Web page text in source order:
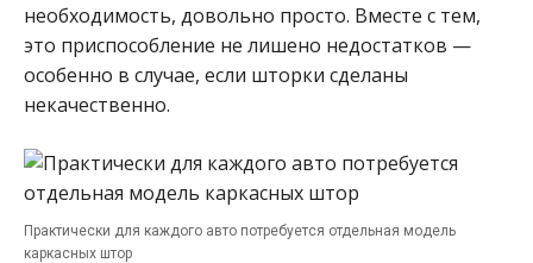
необходимость, довольно просто. Вместе с тем,
это приспособление не лишено недостатков —
особенно в случае, если шторки сделаны
некачественно.
Практически для каждого авто потребуется отдельная модель
каркасных штор